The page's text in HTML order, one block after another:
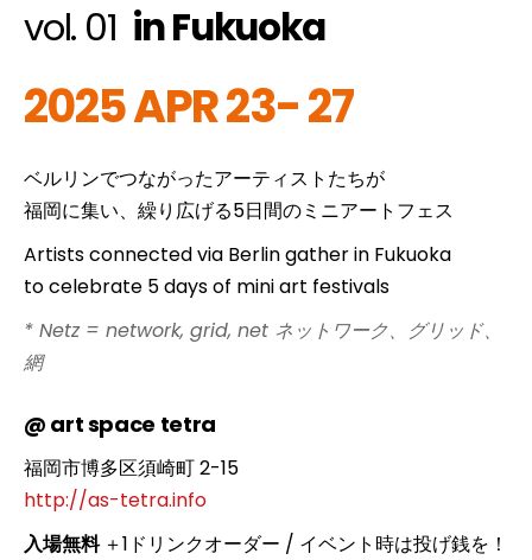
vol. 01 in Fukuoka
2025 APR 23- 27
ベルリンでつながったアーティストたちが
福岡に集い、繰り広げる5日間のミニアートフェス
Artists connected via Berlin gather in Fukuoka
to celebrate 5 days of mini art festivals
* Netz = network, grid, net ネットワーク、グリッド、
網
@ art space tetra
福岡市博多区須崎町 2-15
http://as-tetra.info
入場無料 ＋1ドリンクオーダー / イベント時は投げ銭を！